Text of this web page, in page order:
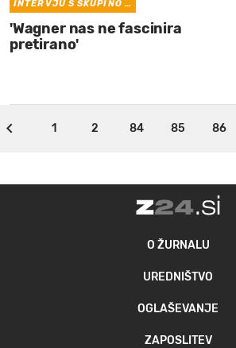
INTERVJU S SKUPINO …
'Wagner nas ne fascinira
pretirano'
1 2 84 85 86
O ŽURNALU
UREDNIŠTVO
OGLAŠEVANJE
ZAPOSLITEV